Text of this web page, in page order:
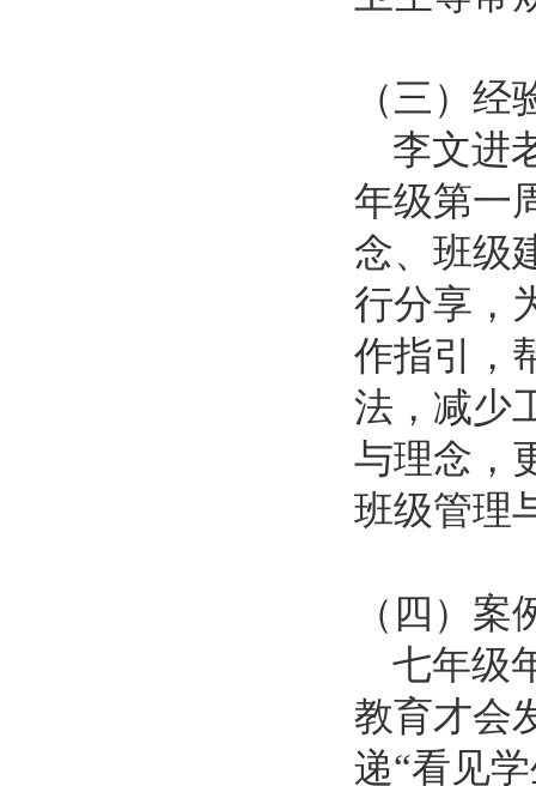
（三） 经
李文进
年级第一
念、 班级
行分享，
作指引，
法，减少
与理念，
班级管理
（四） 案
七年级
教育才会
递“看见